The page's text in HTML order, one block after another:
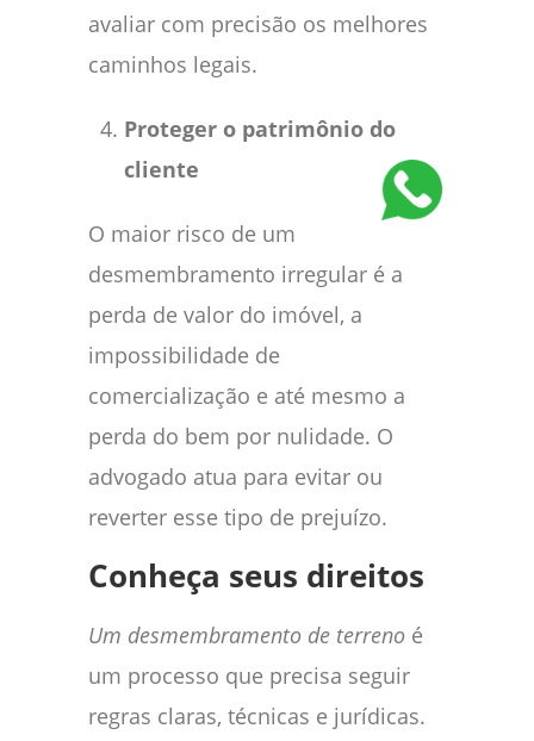
avaliar com precisão os melhores
caminhos legais.
Proteger o patrimônio do
cliente
O maior risco de um
desmembramento irregular é a
perda de valor do imóvel, a
impossibilidade de
comercialização e até mesmo a
perda do bem por nulidade. O
advogado atua para evitar ou
reverter esse tipo de prejuízo.
Conheça seus direitos
Um desmembramento de terreno é
um processo que precisa seguir
regras claras, técnicas e jurídicas.